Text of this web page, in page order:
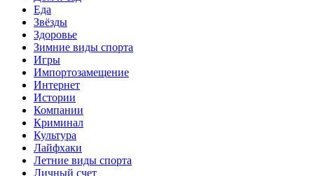
Еда
Звёзды
Здоровье
Зимние виды спорта
Игры
Импортозамещение
Интернет
Истории
Компании
Криминал
Культура
Лайфхаки
Летние виды спорта
Личный счет